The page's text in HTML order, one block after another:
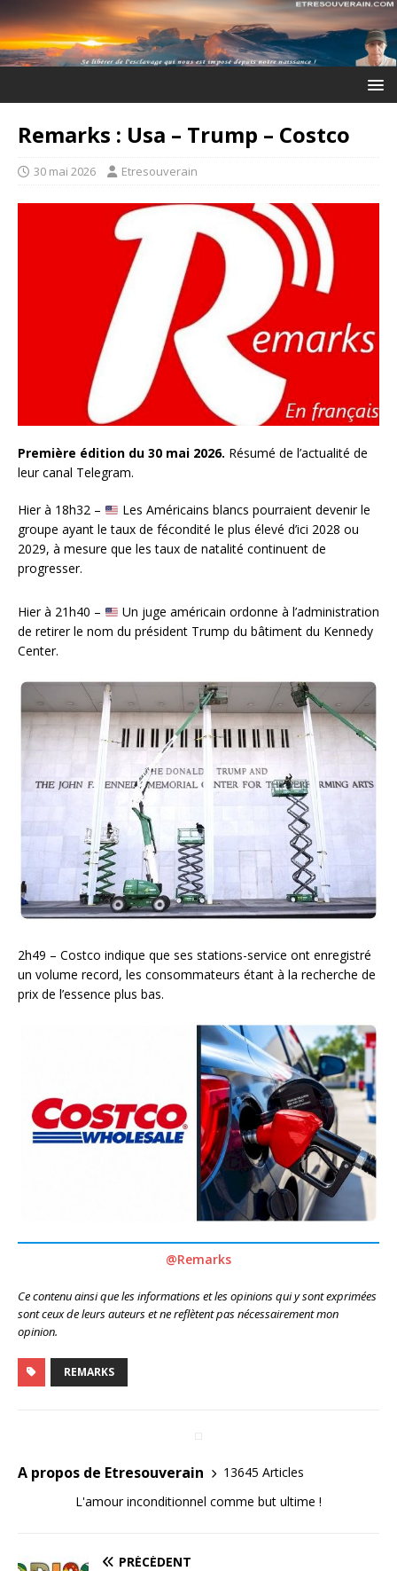
Remarks : Usa – Trump – Costco
30 mai 2026 Etresouverain
Première édition du 30 mai 2026. Résumé de l’actualité de
leur canal Telegram.
Hier à 18h32 –
Les Américains blancs pourraient devenir le
groupe ayant le taux de fécondité le plus élevé d’ici 2028 ou
2029, à mesure que les taux de natalité continuent de
progresser.
Hier à 21h40 –
Un juge américain ordonne à l’administration
de retirer le nom du président Trump du bâtiment du Kennedy
Center.
2h49 – Costco indique que ses stations-service ont enregistré
un volume record, les consommateurs étant à la recherche de
prix de l’essence plus bas.
@Remarks
Ce contenu ainsi que les informations et les opinions qui y sont exprimées
sont ceux de leurs auteurs et ne reflètent pas nécessairement mon
opinion.
REMARKS
A propos de Etresouverain
13645 Articles
L'amour inconditionnel comme but ultime !
PRÉCÉDENT